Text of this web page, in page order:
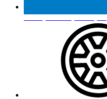
Реестр МинПромТорга